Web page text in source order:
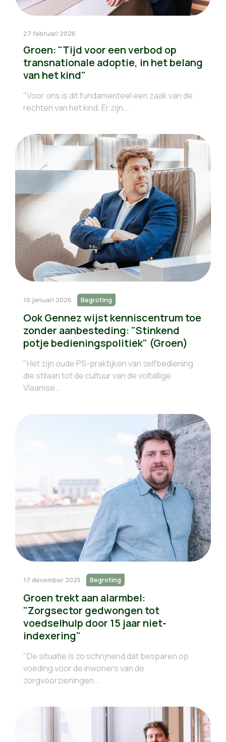
27 februari 2026
Groen: "Tijd voor een verbod op
transnationale adoptie, in het belang
van het kind"
"Voor ons is dit fundamenteel een zaak van de
rechten van het kind. Er zijn...
10 januari 2026 Begroting
Ook Gennez wijst kenniscentrum toe
zonder aanbesteding: "Stinkend
potje bedieningspolitiek" (Groen)
"Het zijn oude PS-praktijken van zelfbediening
die stilaan tot de cultuur van de voltallige
Vlaamse...
17 december 2025 Begroting
Groen trekt aan alarmbel:
"Zorgsector gedwongen tot
voedselhulp door 15 jaar niet-
indexering"
"De situatie is zo schrijnend dat besparen op
voeding voor de inwoners van de
zorgvoorzieningen...